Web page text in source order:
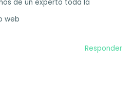
de un experto toda la
web
Responder